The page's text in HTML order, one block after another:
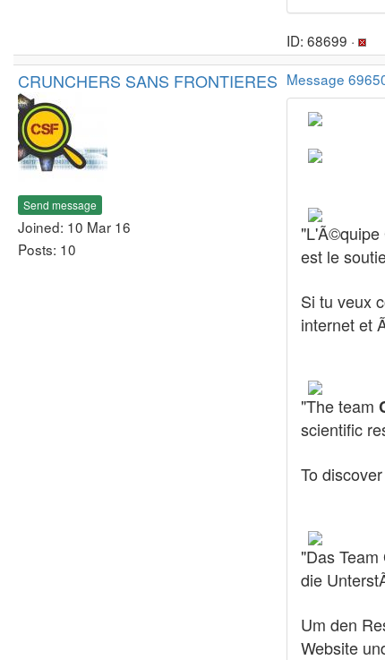
ID: 68699 ·
CRUNCHERS SANS FRONTIERES
Send message
Joined: 10 Mar 16
Posts: 10
Message
"L'Ã©quipe
est le
Si tu veux
internet et
"The team
scientific
To
"Das Team
die
Um den
Website